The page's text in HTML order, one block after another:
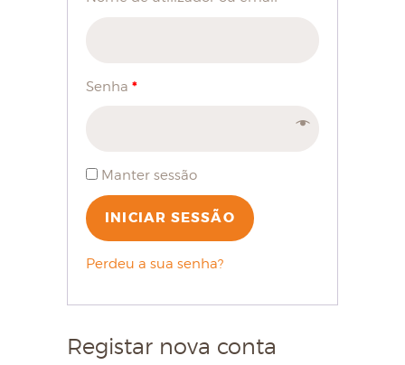
Senha *
Manter sessão
INICIAR SESSÃO
Perdeu a sua senha?
Registar nova conta